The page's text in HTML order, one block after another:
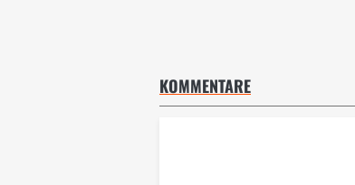
KOMMENTARE